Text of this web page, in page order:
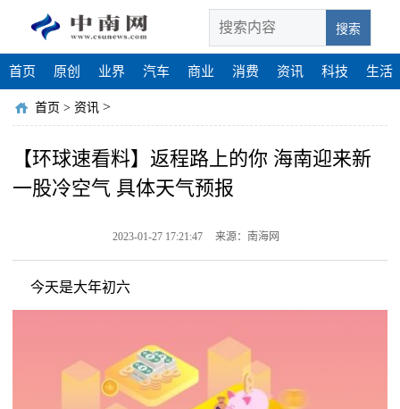
搜索
首页 原创 业界 汽车 商业 消费 资讯 科技 生活
首页 > 资讯 >
【环球速看料】返程路上的你 海南迎来新
一股冷空气 具体天气预报
2023-01-27 17:21:47 来源：南海网
今天是大年初六